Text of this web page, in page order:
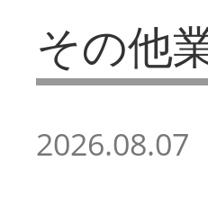
その他
2026.08.07